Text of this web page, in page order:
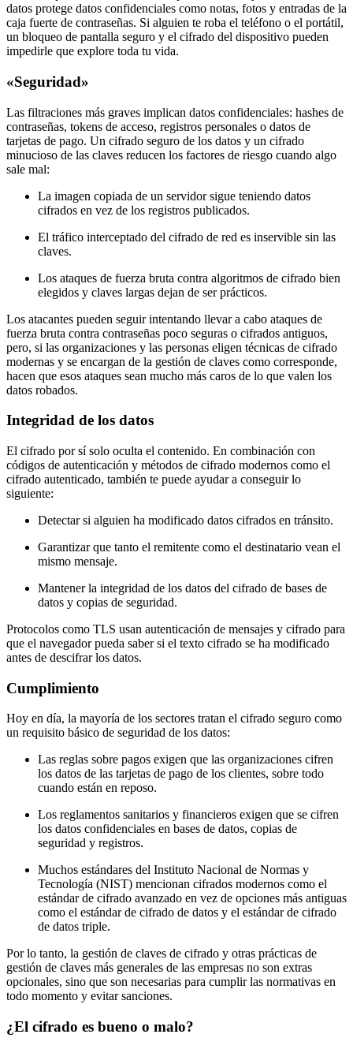
datos protege datos confidenciales como notas, fotos y entradas de la
caja fuerte de contraseñas. Si alguien te roba el teléfono o el portátil,
un bloqueo de pantalla seguro y el cifrado del dispositivo pueden
impedirle que explore toda tu vida.
«Seguridad»
Las filtraciones más graves implican datos confidenciales: hashes de
contraseñas, tokens de acceso, registros personales o datos de
tarjetas de pago. Un cifrado seguro de los datos y un cifrado
minucioso de las claves reducen los factores de riesgo cuando algo
sale mal:
La imagen copiada de un servidor sigue teniendo datos
cifrados en vez de los registros publicados.
El tráfico interceptado del cifrado de red es inservible sin las
claves.
Los ataques de fuerza bruta contra algoritmos de cifrado bien
elegidos y claves largas dejan de ser prácticos.
Los atacantes pueden seguir intentando llevar a cabo ataques de
fuerza bruta contra contraseñas poco seguras o cifrados antiguos,
pero, si las organizaciones y las personas eligen técnicas de cifrado
modernas y se encargan de la gestión de claves como corresponde,
hacen que esos ataques sean mucho más caros de lo que valen los
datos robados.
Integridad de los datos
El cifrado por sí solo oculta el contenido. En combinación con
códigos de autenticación y métodos de cifrado modernos como el
cifrado autenticado, también te puede ayudar a conseguir lo
siguiente:
Detectar si alguien ha modificado datos cifrados en tránsito.
Garantizar que tanto el remitente como el destinatario vean el
mismo mensaje.
Mantener la integridad de los datos del cifrado de bases de
datos y copias de seguridad.
Protocolos como TLS usan autenticación de mensajes y cifrado para
que el navegador pueda saber si el texto cifrado se ha modificado
antes de descifrar los datos.
Cumplimiento
Hoy en día, la mayoría de los sectores tratan el cifrado seguro como
un requisito básico de seguridad de los datos:
Las reglas sobre pagos exigen que las organizaciones cifren
los datos de las tarjetas de pago de los clientes, sobre todo
cuando están en reposo.
Los reglamentos sanitarios y financieros exigen que se cifren
los datos confidenciales en bases de datos, copias de
seguridad y registros.
Muchos estándares del Instituto Nacional de Normas y
Tecnología (NIST) mencionan cifrados modernos como el
estándar de cifrado avanzado en vez de opciones más antiguas
como el estándar de cifrado de datos y el estándar de cifrado
de datos triple.
Por lo tanto, la gestión de claves de cifrado y otras prácticas de
gestión de claves más generales de las empresas no son extras
opcionales, sino que son necesarias para cumplir las normativas en
todo momento y evitar sanciones.
¿El cifrado es bueno o malo?